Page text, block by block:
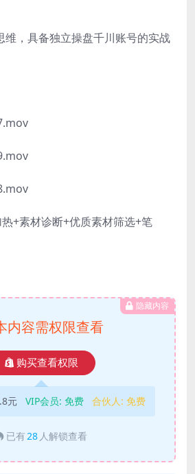
维，具备独立操盘千川账号的实战
+素材诊断+优质素材筛选+笔
隐藏内容
内容需权限查看
购买查看权限
元 VIP会员: 免费 合伙人: 免费
已有28 人解锁查看